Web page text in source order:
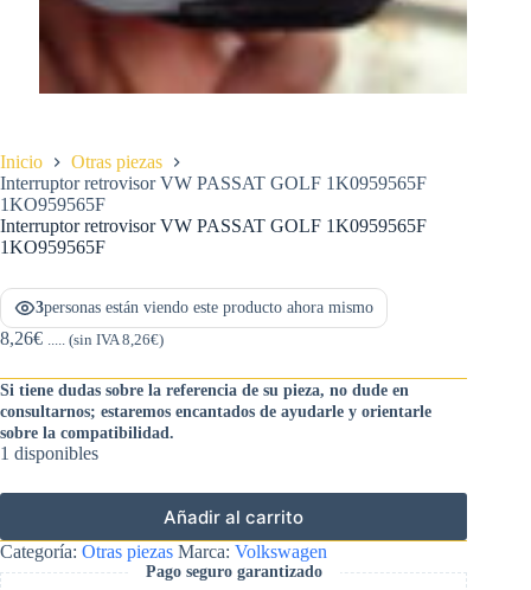
Inicio
Otras piezas
Interruptor retrovisor VW PASSAT GOLF 1K0959565F
1KO959565F
Interruptor retrovisor VW PASSAT GOLF 1K0959565F
1KO959565F
3personas están viendo este producto ahora mismo
8,26€ ..... (sin IVA8,26€)
Si tiene dudas sobre la referencia de su pieza, no dude en
consultarnos; estaremos encantados de ayudarle y orientarle
sobre la compatibilidad.
1 disponibles
Añadir al carrito
Categoría: Otras piezas Marca: Volkswagen
Pago seguro garantizado